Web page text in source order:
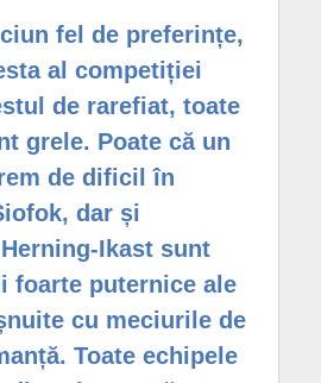
fel de preferințe,
al competiției
de rarefiat, toate
grele. Poate că un
de dificil în
dar și
Ikast sunt
foarte puternice ale
cu meciurile de
Toate echipele